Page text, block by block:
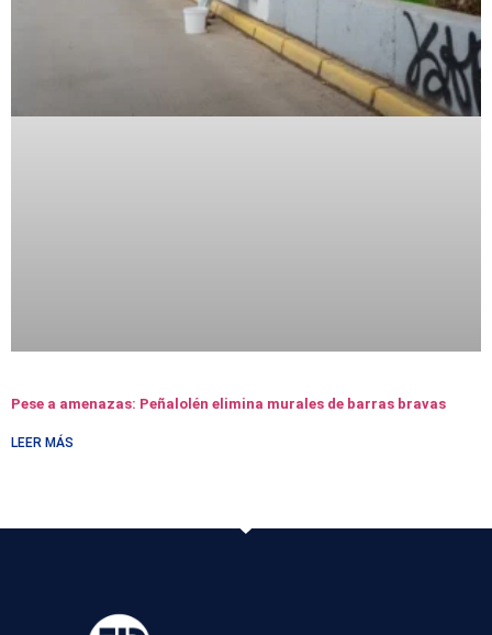
Pese a amenazas: Peñalolén elimina murales de barras bravas
LEER MÁS